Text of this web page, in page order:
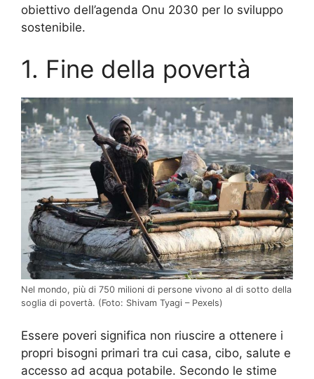
obiettivo dell’agenda Onu 2030 per lo sviluppo
sostenibile.
1. Fine della povertà
Nel mondo, più di 750 milioni di persone vivono al di sotto della
soglia di povertà. (Foto: Shivam Tyagi – Pexels)
Essere poveri significa non riuscire a ottenere i
propri bisogni primari tra cui casa, cibo, salute e
accesso ad acqua potabile. Secondo le stime